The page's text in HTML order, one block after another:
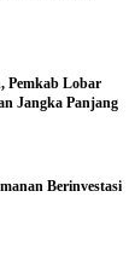
Pemkab Lobar
Jangka Panjang
Berinvestasi